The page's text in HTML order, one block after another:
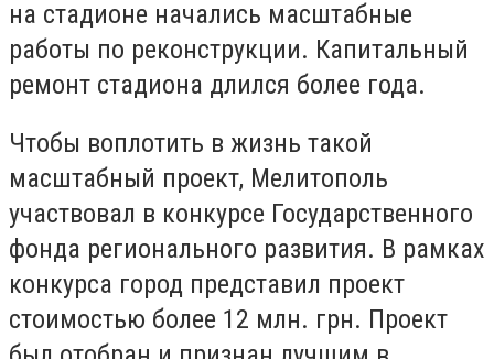
на стадионе начались масштабные
работы по реконструкции. Капитальный
ремонт стадиона длился более года.
Чтобы воплотить в жизнь такой
масштабный проект, Мелитополь
участвовал в конкурсе Государственного
фонда регионального развития. В рамках
конкурса город представил проект
стоимостью более 12 млн. грн. Проект